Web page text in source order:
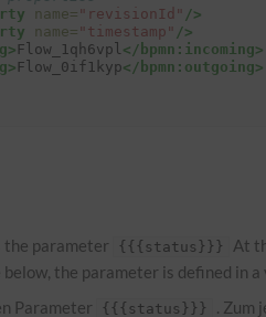
name= "revisionId" />
name= "timestamp" />
Flow_1qh6vpl </bpmn:incoming>
Flow_0if1kyp</bpmn:outgoing>
the parameter {{{status}}} At
the parameter is defined in
Parameter
{{{status}}} . Zum